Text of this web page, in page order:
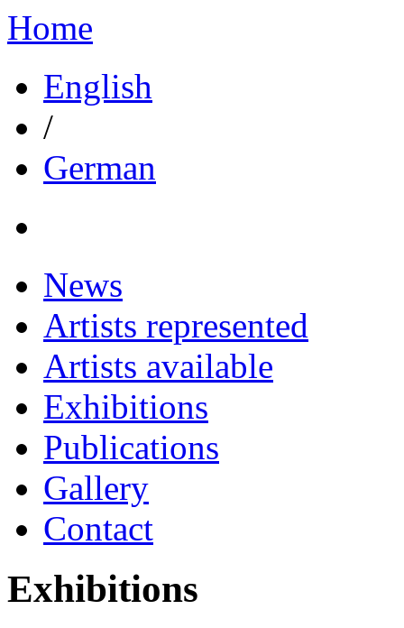
Home
English
/
German
News
Artists represented
Artists available
Exhibitions
Publications
Gallery
Contact
Exhibitions